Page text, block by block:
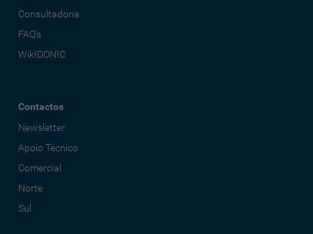
Consultadoria
FAQ's
WikIDONIC
Contactos
Newsletter
Apoio Técnico
Comercial
Norte
Sul